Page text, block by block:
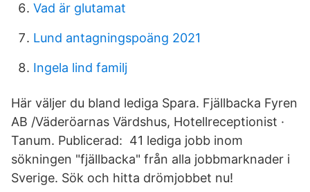
Vad är glutamat
Lund antagningspoäng 2021
Ingela lind familj
Här väljer du bland lediga Spara. Fjällbacka Fyren
AB /Väderöarnas Värdshus, Hotellreceptionist ·
Tanum. Publicerad: 41 lediga jobb inom
sökningen "fjällbacka" från alla jobbmarknader i
Sverige. Sök och hitta drömjobbet nu!